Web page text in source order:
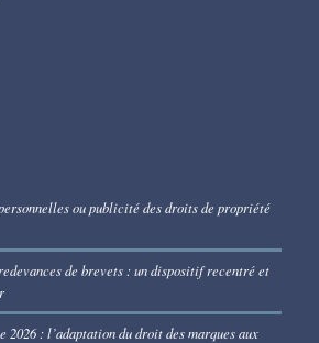
ou publicité des droits de propriété
de brevets : un dispositif recentré et
: l’adaptation du droit des marques aux